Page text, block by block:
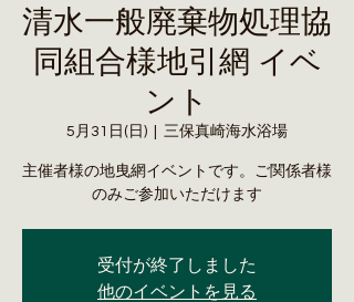
清水一般廃棄物処理協
同組合様地引網 イベ
ント
5月31日(日) 三保真崎海水浴場
主催者様の地曳網イベントです。ご関係者様
のみご参加いただけます
受付が終了しました
他のイベントを見る